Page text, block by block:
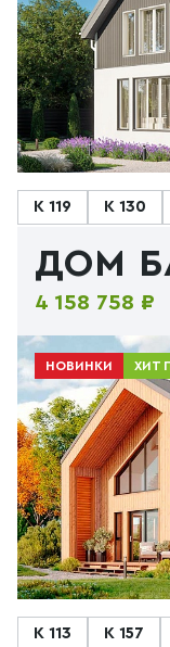
К 119 К 130
ДОМ
4 158 758 ₽
НОВИНКИ ХИТ
К 113 К 157